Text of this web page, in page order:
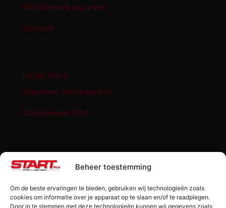
Beheer toestemming
Om de beste ervaringen te bieden, gebruiken wij technologieën zoals
cookies om informatie over je apparaat op te slaan en/of te raadplegen.
Door in te stemmen met deze technologieën kunnen wij gegevens zoals
Wat doen wij nog meer
Contact
Legal links
Algemene Voorwaarden
Cookiebeleid (EU)
START '84 shop
Losse editie Start ’84